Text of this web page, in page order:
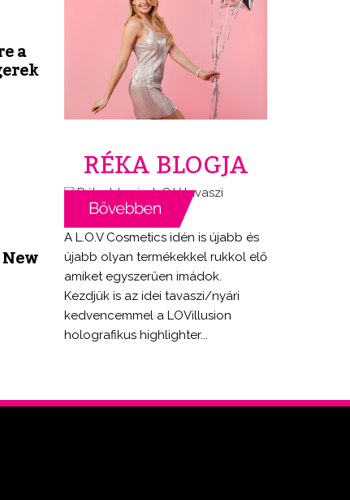
a
New
RÉKA BLOGJA
A L.O.V Cosmetics idén is újabb és
újabb olyan termékekkel rukkol elő
amiket egyszerűen imádok.
Kezdjük is az idei tavaszi/nyári
kedvencemmel a LOVillusion
holografikus highlighter...